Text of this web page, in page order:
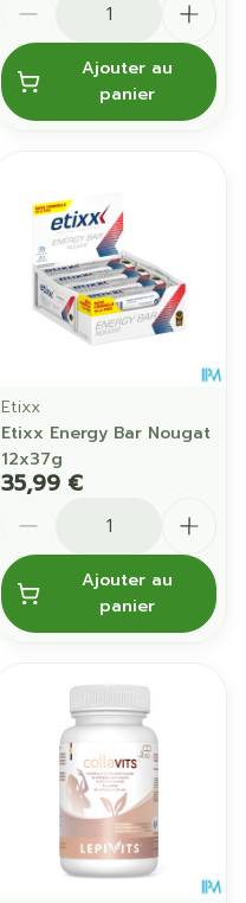
Ajouter au
panier
Etixx
Etixx Energy Bar Nougat
12x37g
35,99 €
Ajouter au
panier